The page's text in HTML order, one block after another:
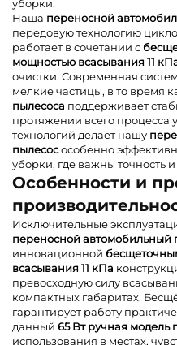
уборки.
Наша переносной
передовую технологию
работает в сочетании с
мощностью всасывания 11
очистки. Современная
мелкие частицы, в то время
пылесоса поддерживает
протяжении всего процесса
технологий делает нашу
пылесосособенно
уборки, где важны точность и
Особенности и
Исключительные
переносной автомобильный
инновационной
всасывания 11 кПа
превосходную силу
компактных габаритах.
гарантирует работу
данный 65 Вт ручная модель
использования в местах,